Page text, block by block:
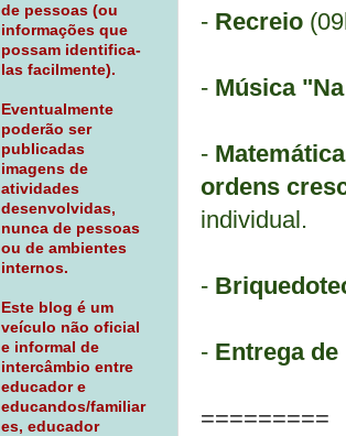
- Recreio
- Música
-
ordens
individual.
-
- Entrega
=========
de pessoas (ou
informações que
possam identifica-
las facilmente).
Eventualmente
poderão ser
publicadas
imagens de
atividades
desenvolvidas,
nunca de pessoas
ou de ambientes
internos.
Este blog é um
veículo não oficial
e informal de
intercâmbio entre
educador e
educandos/familiar
es, educador